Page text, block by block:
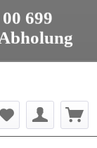
699
Zubehör
699